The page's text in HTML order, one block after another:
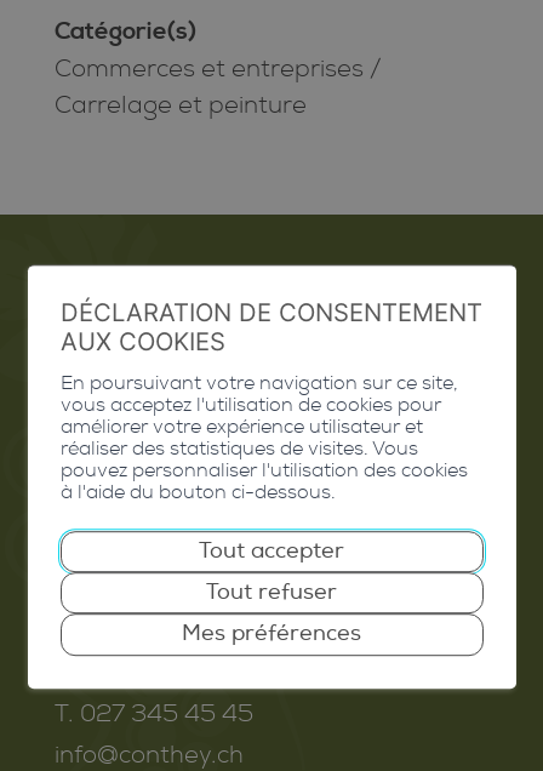
Catégorie(s)
Commerces et entreprises /
Carrelage et peinture
Emploi
Extranet
Valais Excellence
Commune de Conthey
Route de Savoie 54
T. 027 345 45 45
info@conthey.ch
DÉCLARATION DE CONSENTEMENT
AUX COOKIES
En poursuivant votre navigation sur ce site,
vous acceptez l'utilisation de cookies pour
améliorer votre expérience utilisateur et
réaliser des statistiques de visites. Vous
pouvez personnaliser l'utilisation des cookies
à l'aide du bouton ci-dessous.
Tout accepter
Tout refuser
Mes préférences